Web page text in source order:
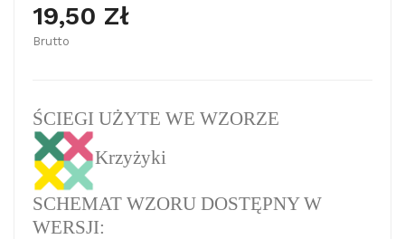
19,50 Zł
Brutto
ŚCIEGI UŻYTE WE WZORZE
Krzyżyki
SCHEMAT WZORU DOSTĘPNY W
WERSJI: